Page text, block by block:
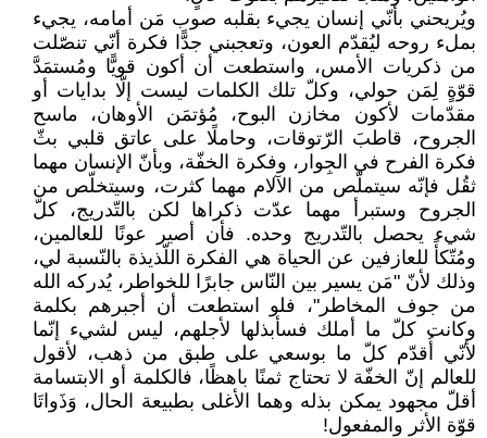
ويُريحني بأنّي إنسان يجيء بقلبه صوب مَن أمامه، يجيء
بملء روحه ليُقدّم العون، وتعجبني جدًّا فكرة أنّي تنصّلت
من ذكريات الأمس، واستطعت أن أكون قويًّا ومُستمَدَّ
قوّةٍ لِمَن حولي، وكلّ تلك الكلمات ليست إلّا بدايات أو
مقدّمات لأكون مخازن البوح، مُؤتمَن الأوهان، ماسح
الجروح، قاطبَ الرّتوقات، وحاملًا على عاتق قلبي بثّ
فكرة الفرح في الجِوار، وفكرة الخفّة، وبأنّ الإنسان مهما
ثقُل فإنّه سيتملّص من الآلام مهما كثرت، وسيتخلّص من
الجروح وستبرأ مهما عدّت ذكراها لكن بالتّدريج، كلّ
شيء يحصل بالتّدريج وحده. فأن أصير عونًا للعالمين،
ومُتّكأً للعازفين عن الحياة هي الفكرة اللّذيذة بالنّسبة لي،
وذلك لأنّ "مَن يسير بين النّاس جابرًا للخواطر، يُدركه الله
من جوف المخاطر"، فلو استطعت أن أجبرهم بكلمة
وكانت كلّ ما أملك فسأبذلها لأجلهم، ليس لشيء إنّما
لأنّي أُقدّم كلّ ما بوسعي على طبق من ذهب، لأقول
للعالم إنّ الخفّة لا تحتاج ثمنًا باهظًا، فالكلمة أو الابتسامة
أقلّ مجهود يمكن بذله وهما الأغلى بطبيعة الحال، وَذَواتَا
قوّة الأثر والمفعول!